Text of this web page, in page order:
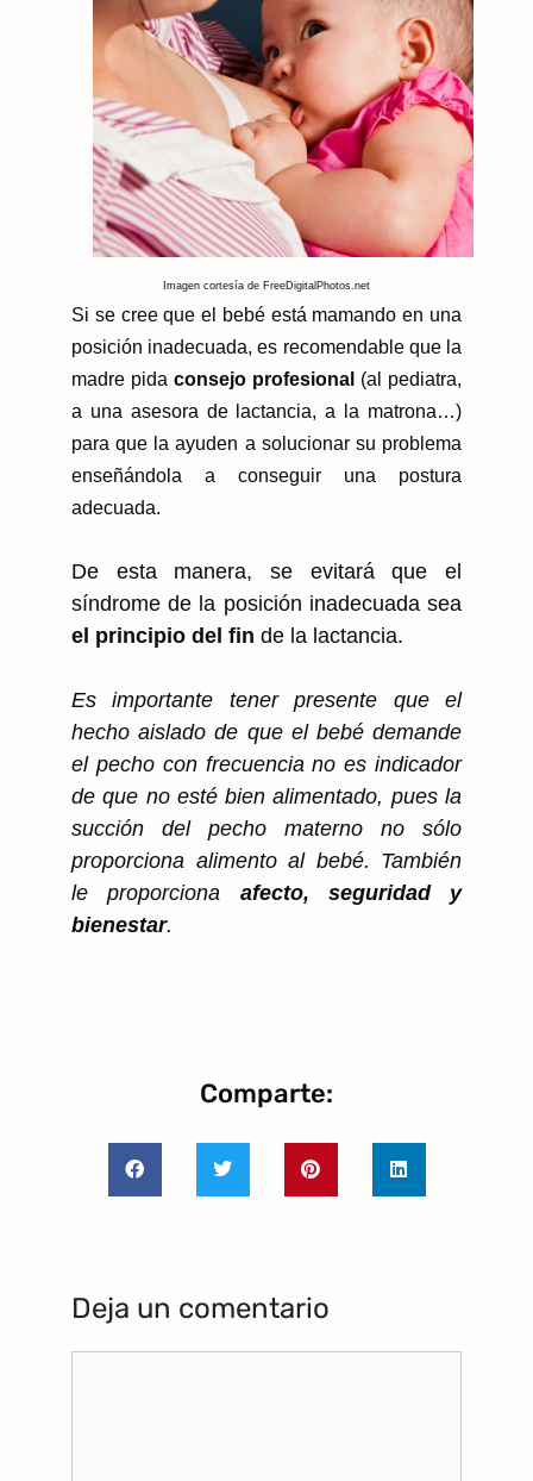
Imagen cortesía de FreeDigitalPhotos.net
Si se cree que el bebé está mamando en una
posición inadecuada, es recomendable que la
madre pida consejo profesional (al pediatra,
a una asesora de lactancia, a la matrona…)
para que la ayuden a solucionar su problema
enseñándola a conseguir una postura
adecuada.
De esta manera, se evitará que el
síndrome de la posición inadecuada sea
el principio del fin de la lactancia.
Es importante tener presente que el
hecho aislado de que el bebé demande
el pecho con frecuencia no es indicador
de que no esté bien alimentado, pues la
succión del pecho materno no sólo
proporciona alimento al bebé. También
le proporciona afecto, seguridad y
bienestar.
Comparte:
Deja un comentario